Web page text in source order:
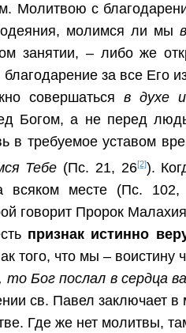
Молитвою с
молимся ли мы
занятии, – либо же
за все Его
совершаться в духе
Богом, а не перед
в требуемое уставом
Тебе (Пс. 21, 26[2]).
всяком месте (Пс. 102,
говорит Пророк
признак истинно
того, что мы –
то Бог послал в сердца
св. Павел заключает
Где же нет молитвы,